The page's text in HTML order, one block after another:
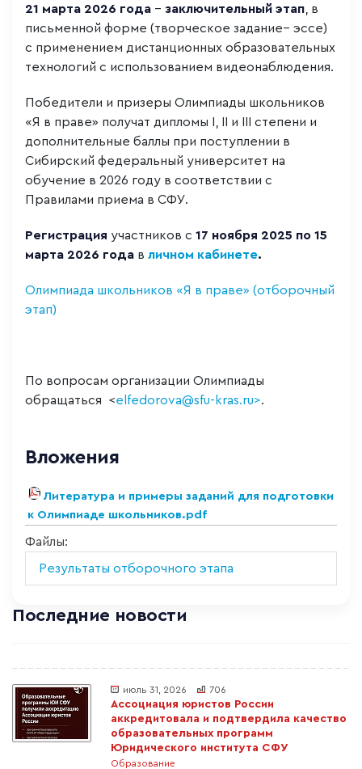
21 марта 2026 года – заключительный этап , в
письменной форме (творческое задание– эссе)
с применением дистанционных образовательных
технологий с использованием видеонаблюдения.
Победители и призеры Олимпиады школьников
«Я в праве» получат дипломы I, II и III степени и
дополнительные баллы при поступлении в
Сибирский федеральный университет на
обучение в 2026 году в соответствии с
Правилами приема в СФУ.
Регистрация участников с 17 ноября 2025 по 15
марта 2026 года в личном кабинете.
Олимпиада школьников «Я в праве» (отборочный
этап)
По вопросам организации Олимпиады
обращаться <elfedorova@sfu-kras.ru>.
Вложения
Литература и примеры заданий для подготовки
к Олимпиаде школьников.pdf
Файлы:
Результаты отборочного этапа
Последние новости
июль 31, 2026 706
Ассоциация юристов России
аккредитовала и подтвердила качество
образовательных программ
Юридического института СФУ
Образование